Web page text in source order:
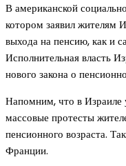
В американской
котором заявил жителям
выхода на пенсию, как и
Исполнительная власть
нового закона о
Напомним, что в Израиле
массовые протесты
пенсионного возраста.
Франции.